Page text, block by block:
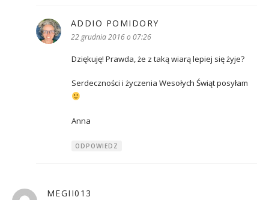
ADDIO POMIDORY
22 grudnia 2016 o 07:26
Dziękuję! Prawda, że z taką wiarą lepiej się żyje?
Serdeczności i życzenia Wesołych Świąt posyłam
Anna
ODPOWIEDZ
MEGII013